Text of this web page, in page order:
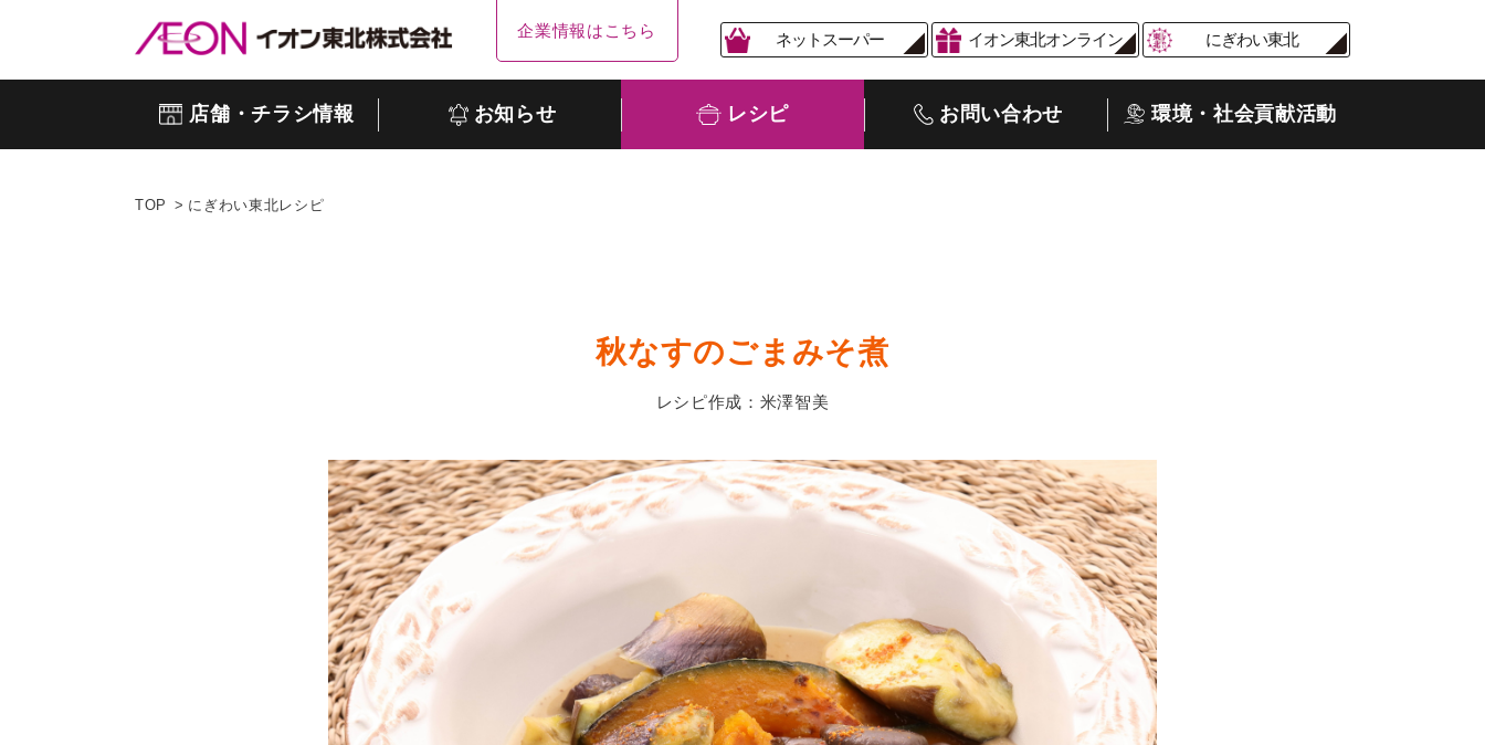
企業情報はこちら ネットスーパー イオン東北オンライン にぎわい東北
店舗・チラシ情報 お知らせ レシピ お問い合わせ 環境・社会貢献活動
TOP にぎわい東北レシピ
秋なすのごまみそ煮
レシピ作成：米澤智美